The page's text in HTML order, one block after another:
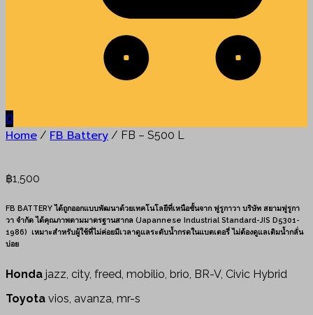
0
Home / FB Battery / FB – S500 L
฿1,500
FB BATTERY ได้ถูกออกแบบพัฒนาด้วยเทคโนโลยีที่เหนือชั้นจาก ฟูรูกาวา บริษัท สยามฟูรูกา
วา จำกัด ได้คุณภาพตามมาตรฐานสากล (Japannese Industrial Standard-JIS D5301-
1986) เหมาะสำหรับผู้ใช้ที่ไม่ค่อยมีเวลาดูแลระดับน้ำกรดในแบตเตอรี่ ไม่ต้องดูแลเติมน้ำกลั่น
บ่อย
Honda jazz, city, freed, mobilio, brio, BR-V, Civic Hybrid
Toyota vios, avanza, mr-s